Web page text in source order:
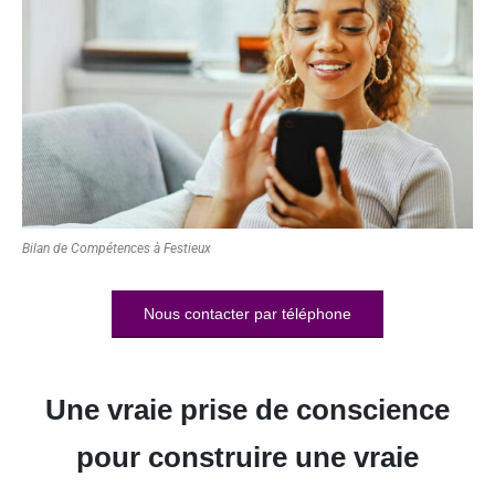
Bilan de Compétences à Festieux
Nous contacter par téléphone
Une vraie prise de conscience
pour construire une vraie